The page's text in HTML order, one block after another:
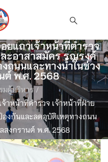
ยแถวเจ้าหน้าที่ตำรวจ
ะอาสาสมัคร รณรงค์
ถนนและทางน้ำในช่วง
ต์ พ.ศ. 2568
มผู้บริหาร/
าหน้าที่ตำรวจ เจ้าหน้าที่ฝ่าย
งกันและลดอุบัติเหตุทางถนน
สงกรานต์ พ.ศ. 2568